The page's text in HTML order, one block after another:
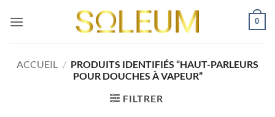
0
ACCUEIL / PRODUITS IDENTIFIÉS “HAUT-PARLEURS
POUR DOUCHES À VAPEUR”
FILTRER